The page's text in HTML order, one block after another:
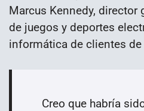
Marcus Kennedy, director
de juegos y deportes
informática de clientes de
Creo que habría